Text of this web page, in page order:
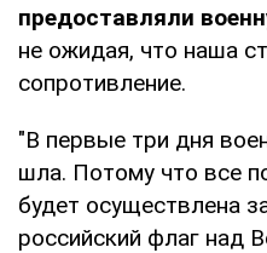
предоставляли
не ожидая, что наша
сопротивление.
"В первые три дня
шла. Потому что все
будет осуществлена
российский флаг над